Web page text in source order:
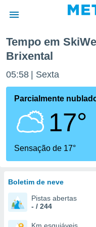
da
foi
para
fornecidas
e
digital
Tempo em
Brixental
05:58 Sexta
Parcialmente
17°
Sensação de 17°
Boletim de neve
Pistas abertas
- / 244